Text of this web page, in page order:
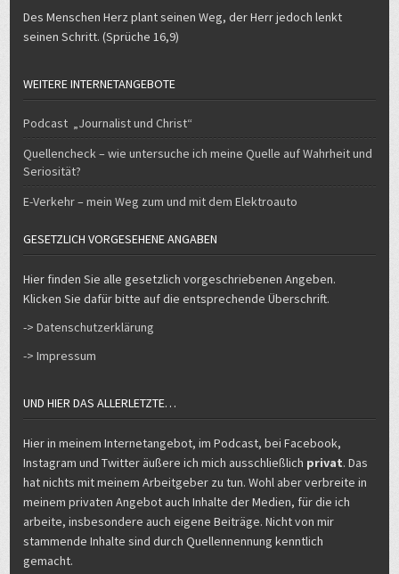
Des Menschen Herz plant seinen Weg, der Herr jedoch lenkt
seinen Schritt. (Sprüche 16,9)
WEITERE INTERNETANGEBOTE
Podcast „Journalist und Christ“
Quellencheck – wie untersuche ich meine Quelle auf Wahrheit und
Seriosität?
E-Verkehr – mein Weg zum und mit dem Elektroauto
GESETZLICH VORGESEHENE ANGABEN
Hier finden Sie alle gesetzlich vorgeschriebenen Angeben.
Klicken Sie dafür bitte auf die entsprechende Überschrift.
-> Datenschutzerklärung
-> Impressum
UND HIER DAS ALLERLETZTE…
Hier in meinem Internetangebot, im Podcast, bei Facebook,
Instagram und Twitter äußere ich mich ausschließlich privat. Das
hat nichts mit meinem Arbeitgeber zu tun. Wohl aber verbreite in
meinem privaten Angebot auch Inhalte der Medien, für die ich
arbeite, insbesondere auch eigene Beiträge. Nicht von mir
stammende Inhalte sind durch Quellennennung kenntlich
gemacht.